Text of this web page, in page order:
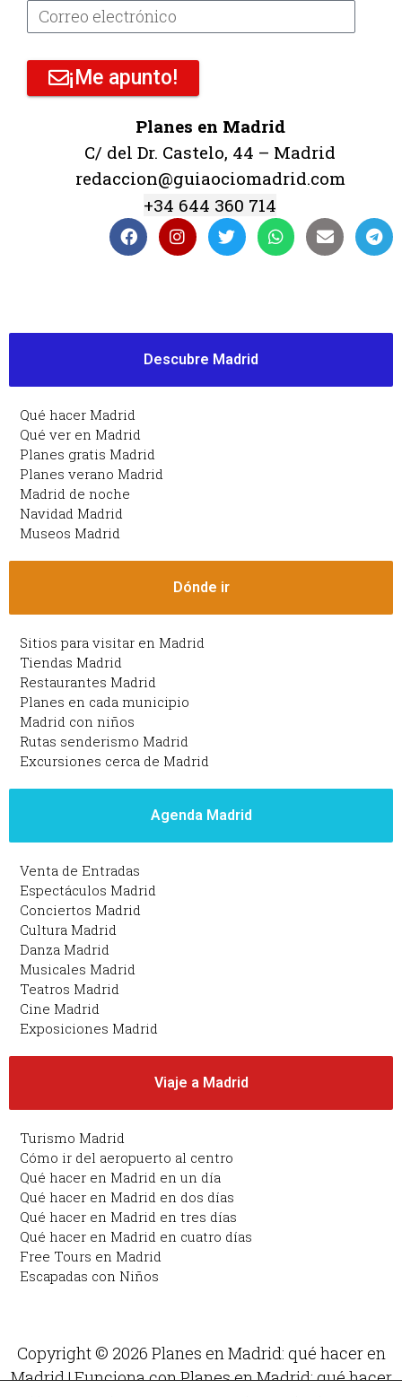
¡Me apunto!
Planes en Madrid
C/ del Dr. Castelo, 44 – Madrid
redaccion@guiaociomadrid.com
+34 644 360 714
Descubre Madrid
Qué hacer Madrid
Qué ver en Madrid
Planes gratis Madrid
Planes verano Madrid
Madrid de noche
Navidad Madrid
Museos Madrid
Dónde ir
Sitios para visitar en Madrid
Tiendas Madrid
Restaurantes Madrid
Planes en cada municipio
Madrid con niños
Rutas senderismo Madrid
Excursiones cerca de Madrid
Agenda Madrid
Venta de Entradas
Espectáculos Madrid
Conciertos Madrid
Cultura Madrid
Danza Madrid
Musicales Madrid
Teatros Madrid
Cine Madrid
Exposiciones Madrid
Viaje a Madrid
Turismo Madrid
Cómo ir del aeropuerto al centro
Qué hacer en Madrid en un día
Qué hacer en Madrid en dos días
Qué hacer en Madrid en tres días
Qué hacer en Madrid en cuatro días
Free Tours en Madrid
Escapadas con Niños
Copyright © 2026 Planes en Madrid: qué hacer en
Madrid | Funciona con Planes en Madrid: qué hacer